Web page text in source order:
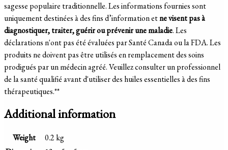
sagesse populaire traditionnelle. Les informations fournies sont
uniquement destinées à des fins d’information etne visent pas à
diagnostiquer, traiter, guérir ou prévenir une maladie. Les
déclarations n'ont pas été évaluées par Santé Canada ou la FDA. Les
produits ne doivent pas être utilisés en remplacement des soins
prodigués par un médecin agréé. Veuillez consulter un professionnel
de la santé qualifié avant d'utiliser des huiles essentielles à des fins
thérapeutiques.**
Additional information
Weight
0.2 kg